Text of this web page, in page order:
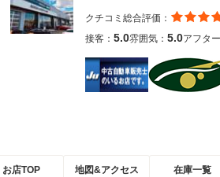
クチコミ総合評価：
接客： 5.0雰囲気： 5.0アフター
お店TOP 地図&アクセス 在庫一覧